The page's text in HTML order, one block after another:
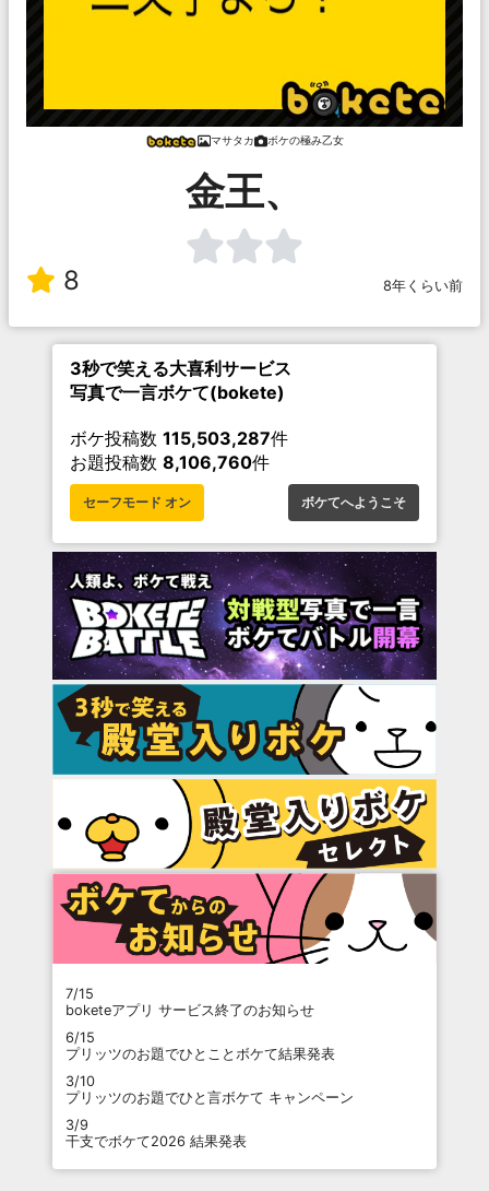
マサタカ ボケの極み乙女
金王、
8 8年くらい前
3秒で笑える大喜利サービス
写真で一言ボケて(bokete)
ボケ投稿数 115,503,287件
お題投稿数 8,106,760件
セーフモード オン ボケてへようこそ
7/15
boketeアプリ サービス終了のお知らせ
6/15
プリッツのお題でひとことボケて結果発表
3/10
プリッツのお題でひと言ボケて キャンペーン
3/9
干支でボケて2026 結果発表